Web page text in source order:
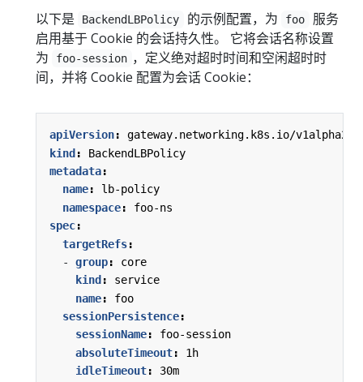
以下是
BackendLBPolicy 的示例配置，为 foo
服务
启用基于 Cookie 的会话持久性。 它将会话名称设置
为
foo-session ，定义绝对超时时间和空闲超时时
间，并将 Cookie 配置为会话 Cookie：
apiVersion:
gateway.networking.k8s.io/v1alpha2
kind:
BackendLBPolicy
metadata:
name:
lb-policy
namespace:
foo-ns
spec:
targetRefs:
- group:
core
kind :
service
name:
foo
sessionPersistence:
sessionName:
foo-session
absoluteTimeout:
1h
idleTimeout:
30m